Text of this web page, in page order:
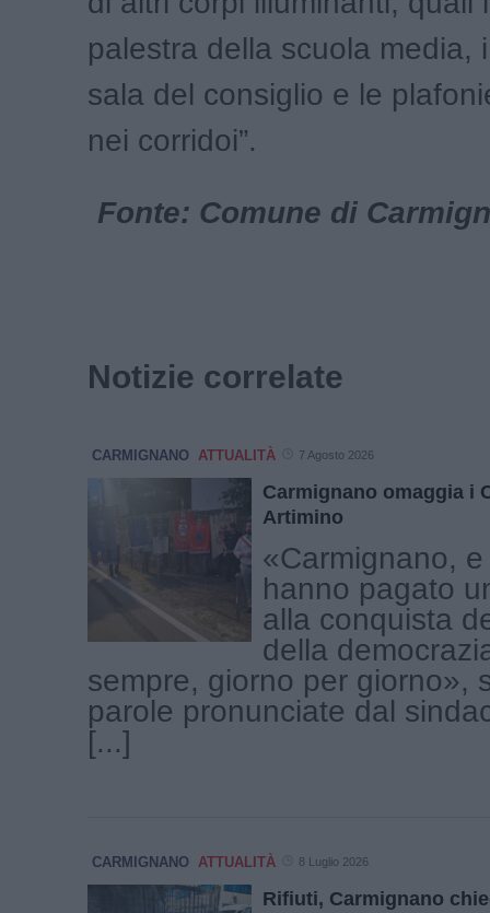
palestra della scuola media,
sala del consiglio e le
nei corridoi”.
Fonte: Comune di
Notizie correlate
CARMIGNANO ATTUALITÀ 7 Agosto 2026
Carmignano omaggia i
Artimino
«Carmignano,
hanno pagato
alla conquista
della
sempre, giorno per giorno»,
parole pronunciate dal
[...]
CARMIGNANO ATTUALITÀ 8 Luglio 2026
Rifiuti, Carmignano